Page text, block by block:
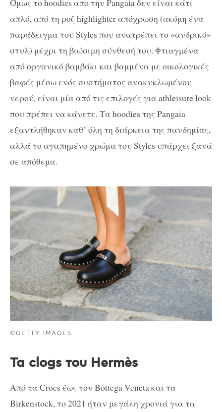
Όμως το hoodies απο την Pangaia δεν είναι κάτι
απλό, από τη ροζ highlighter απόχρωση (ακόμη ένα
παράδειγμα του Styles που ανατρέπει το «ανδρικό»
στυλ) μέχρι τη βιώσιμη σύνθεσή του. Φτιαγμένα
από οργανικό βαμβάκι και βαμμένα με οικολογικές
βαφές μέσω ενός συστήματος ανακυκλωμένου
νερού, είναι μία από τις επιλογές για athleisure look
που πρέπει να κάνετε. Τα hoodies της Pangaia
εξαντλήθηκαν καθ’ όλη τη διάρκεια της πανδημίας,
αλλά το αγαπημένο χρώμα του Styles υπάρχει ξανά
σε απόθεμα.
©GETTY IMAGES
Τα clogs του Hermès
Από τα Crocs έως τον Bottega Veneta και τα
Birkenstock, το 2021 ήταν μεγάλη χρονιά για τα